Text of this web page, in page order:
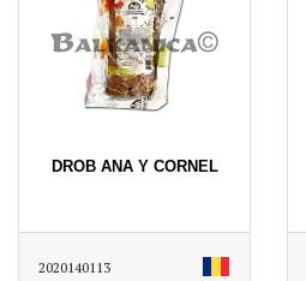
DROB ANA Y CORNEL
2020140113